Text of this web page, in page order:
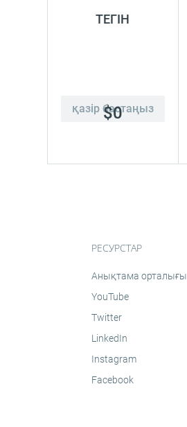
ТЕГІН
$0
қазір бастаңыз
РЕСУРСТАР
Анықтама орталығы
YouTube
Twitter
LinkedIn
Instagram
Facebook